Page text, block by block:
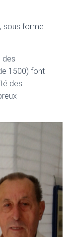
sous forme
des
1500) font
des